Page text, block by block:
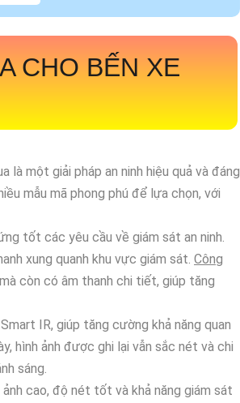
CHO BẾN XE
là một giải pháp an ninh hiệu quả và đáng
mẫu mã phong phú để lựa chọn, với
tốt các yêu cầu về giám sát an ninh.
xung quanh khu vực giám sát. Công
còn có âm thanh chi tiết, giúp tăng
IR, giúp tăng cường khả năng quan
hình ảnh được ghi lại vẫn sắc nét và chi
sáng.
cao, độ nét tốt và khả năng giám sát